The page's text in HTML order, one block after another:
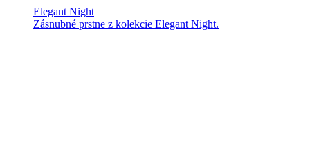
Elegant Night
Zásnubné prstne z kolekcie Elegant Night.